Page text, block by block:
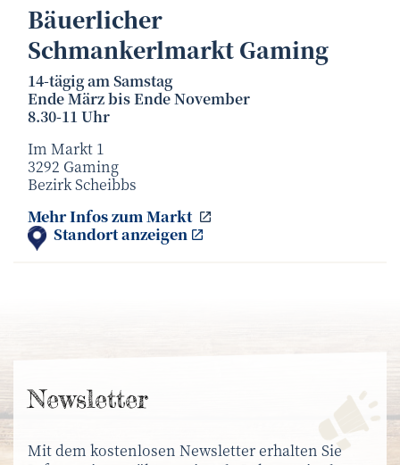
Bäuerlicher
Schmankerlmarkt Gaming
14-tägig am Samstag
Ende März bis Ende November
8.30-11 Uhr
Im Markt 1
3292 Gaming
Bezirk Scheibbs
Mehr Infos zumMarktBäuerlicher
Standort anzeigen
News­letter
Mit dem kostenlosen Newsletter erhalten Sie